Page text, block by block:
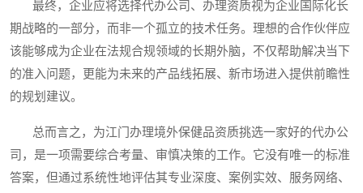
最终，企业应将选择代办公司、办理资质视为企业国际化长
期战略的一部分，而非一个孤立的技术任务。理想的合作伙伴应
该能够成为企业在法规合规领域的长期外脑，不仅帮助解决当下
的准入问题，更能为未来的产品线拓展、新市场进入提供前瞻性
的规划建议。
总而言之，为江门办理境外保健品资质挑选一家好的代办公
司，是一项需要综合考量、审慎决策的工作。它没有唯一的标准
答案，但通过系统性地评估其专业深度、案例实效、服务网络、